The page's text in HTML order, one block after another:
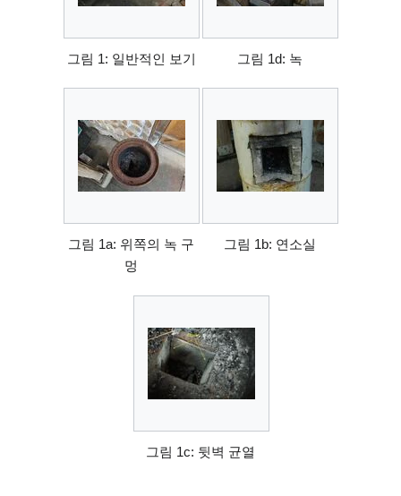
그림 1: 일반적인 보기 그림 1d: 녹
그림 1a: 위쪽의 녹 구
멍
그림 1b: 연소실
그림 1c: 뒷벽 균열